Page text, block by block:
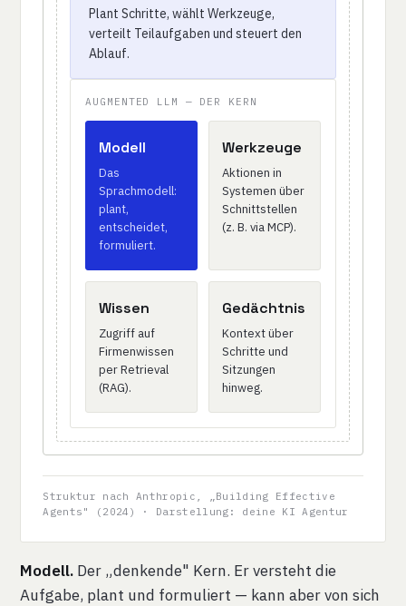
Plant Schritte, wählt Werkzeuge,
verteilt Teilaufgaben und steuert den
Ablauf.
AUGMENTED LLM — DER KERN
Modell
Das
Sprachmodell:
plant,
entscheidet,
formuliert.
Werkzeuge
Aktionen in
Systemen über
Schnittstellen
(z. B. via MCP).
Wissen
Zugriff auf
Firmenwissen
per Retrieval
(RAG).
Gedächtnis
Kontext über
Schritte und
Sitzungen
hinweg.
Struktur nach Anthropic, „Building Effective
Agents" (2024) · Darstellung: deine KI Agentur
Modell. Der „denkende" Kern. Er versteht die
Aufgabe, plant und formuliert — kann aber von sich